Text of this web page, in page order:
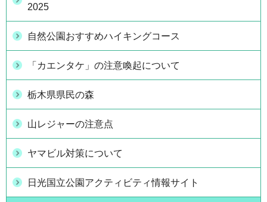
2025
自然公園おすすめハイキングコース
「カエンタケ」の注意喚起について
栃木県県民の森
山レジャーの注意点
ヤマビル対策について
日光国立公園アクティビティ情報サイト